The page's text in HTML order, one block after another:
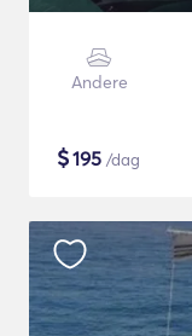
Andere
$195 /dag